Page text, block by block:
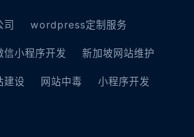
司 wordpress定制服务
信小程序开发 新加坡网站维护
建设 网站中毒 小程序开发